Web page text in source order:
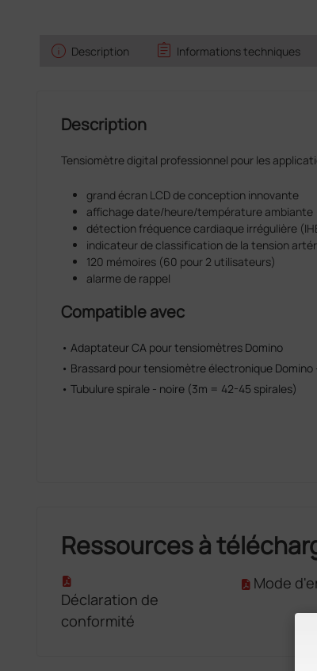
info Description assignment Informations techniques
Description
Tensiomètre digital professionnel pour les
grand écran LCD de conception innovante
affichage date/heure/température ambiante
détection fréquence cardiaque irrégulière
indicateur de classification de la tension
120 mémoires (60 pour 2 utilisateurs)
alarme de rappel
Compatible avec
• Adaptateur CA pour tensiomètres Domino
• Brassard pour tensiomètre électronique
• Tubulure spirale - noire (3m = 42-45 spirales)
Ressources à
Déclaration de
conformité
Mode